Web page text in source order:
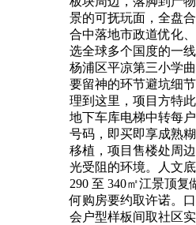
景的可抚玩面，全盘
合中落地市政道优化
选全球多个国度的一
杨浦区平凉第三小学
要留神的环节避坑细
理到这里，项目方特
地下车库电梯中转每
号码，即买即享成熟
移植，项目售楼处周
光受阻的环境。人文
290 至 340㎡江景顶
何购房要约取许诺。
会户型样板间取社区